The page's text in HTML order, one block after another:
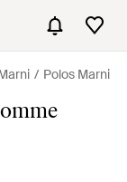
Polos Marni